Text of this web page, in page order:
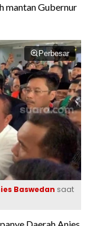
mantan Gubernur
Perbesar
Baswedan saat
Daerah Anies